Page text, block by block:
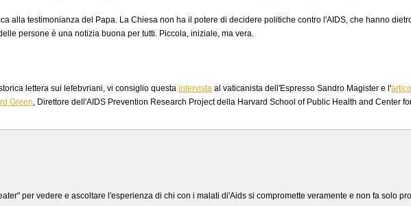
alla testimonianza del Papa. La Chiesa non ha il potere di decidere politiche contro l'AIDS, che hanno
persone è una notizia buona per tutti. Piccola, iniziale, ma vera.
lettera sui lefebvriani, vi consiglio questa intervista al vaticanista dell'Espresso Sandro Magister e l'
Green, Direttore dell'AIDS Prevention Research Project della Harvard School of Public Health and Center
per vedere e ascoltare l'esperienza di chi con i malati di'Aids si compromette veramente e non fa solo